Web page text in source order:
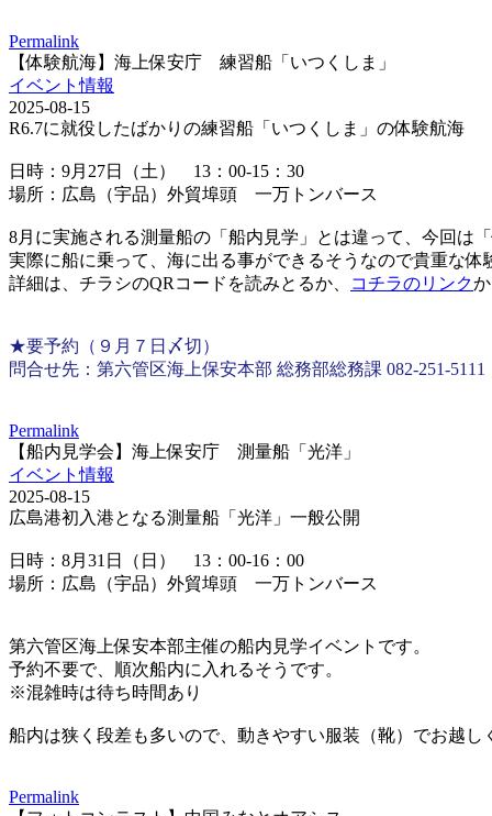
Permalink
【体験航海】海上保安庁 練習船「いつくしま」
イベント情報
2025-08-15
R6.7に就役したばかりの練習船「いつくしま」の体験航海
日時：9月27日（土） 13：00-15：30
場所：広島（宇品）外貿埠頭 一万トンバース
8月に実施される測量船の「船内見学」とは違って、今回は「
実際に船に乗って、海に出る事ができるそうなので貴重な体
詳細は、チラシのQRコードを読みとるか、
コチラのリンク
★要予約（９月７日〆切）
問合せ先：第六管区海上保安本部 総務部総務課 082-251-5111
Permalink
【船内見学会】海上保安庁 測量船「光洋」
イベント情報
2025-08-15
広島港初入港となる測量船「光洋」一般公開
日時：8月31日（日） 13：00-16：00
場所：広島（宇品）外貿埠頭 一万トンバース
第六管区海上保安本部主催の船内見学イベントです。
予約不要で、順次船内に入れるそうです。
※混雑時は待ち時間あり
船内は狭く段差も多いので、動きやすい服装（靴）でお越し
Permalink